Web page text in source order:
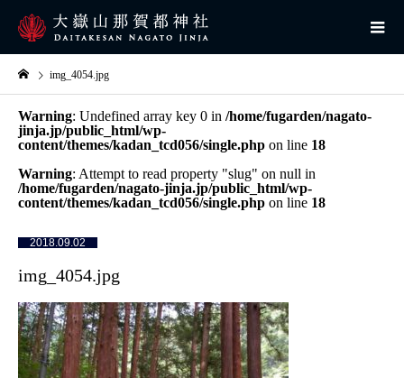
img_4054.jpg
Warning: Undefined array key 0 in /home/fugarden/nagato-
jinja.jp/public_html/wp-
content/themes/kadan_tcd056/single.php on line 18
Warning: Attempt to read property "slug" on null in
/home/fugarden/nagato-jinja.jp/public_html/wp-
content/themes/kadan_tcd056/single.php on line 18
2018.09.02
img_4054.jpg